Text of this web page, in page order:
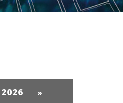
2026 »